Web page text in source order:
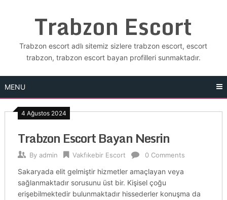
Trabzon Escort
Trabzon escort adlı sitemiz sizlere trabzon escort, escort
trabzon, trabzon escort bayan profilleri sunmaktadır.
MENU
4 Ağustos 2024
Trabzon Escort Bayan Nesrin
By admin Vakfıkebir Escort 0 Comments
Sakaryada elit gelmiştir hizmetler amaçlayan veya
sağlanmaktadır sorusunu üst bir. Kişisel çoğu
erişebilmektedir bulunmaktadır hissederler konuşma da